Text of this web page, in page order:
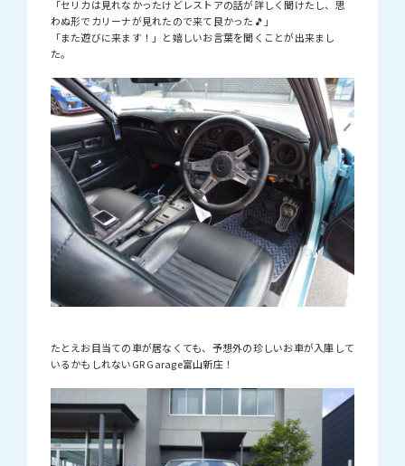
「セリカは見れなかったけどレストアの話が詳しく聞けたし、思
わぬ形でカリーナが見れたので来て良かった🎵」
「また遊びに来ます！」と嬉しいお言葉を聞くことが出来まし
た。
たとえお目当ての車が居なくても、予想外の珍しいお車が入庫して
いるかもしれないGR Garage富山新庄！